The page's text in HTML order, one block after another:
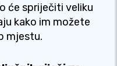
će spriječiti veliku
kako im možete
mjestu.